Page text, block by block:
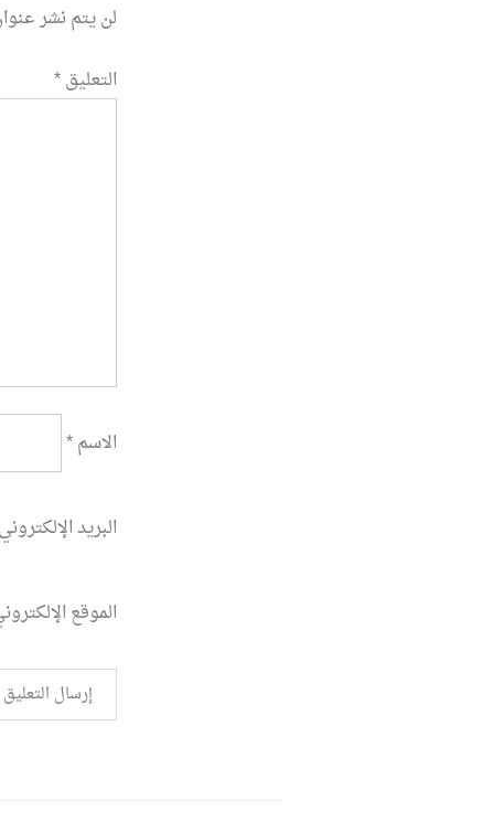
لن يتم نشر
التعليق*
الاسم*
البريد
الموقع